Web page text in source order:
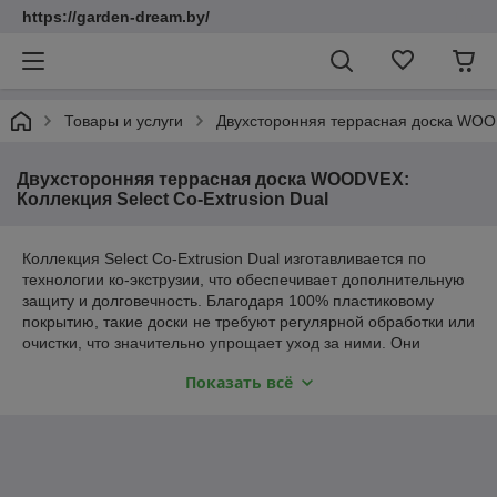
https://garden-dream.by/
Товары и услуги Двухсторонняя террасная доска
Двухсторонняя террасная доска WOODVEX:
Коллекция Select Co-Extrusion Dual
Коллекция Select Co-Extrusion Dual изготавливается по
технологии ко-экструзии, что обеспечивает дополнительную
защиту и долговечность. Благодаря 100% пластиковому
покрытию, такие доски не требуют регулярной обработки или
очистки, что значительно упрощает уход за ними. Они
гниению и плесени, что делает их идеальными для
Показать всё